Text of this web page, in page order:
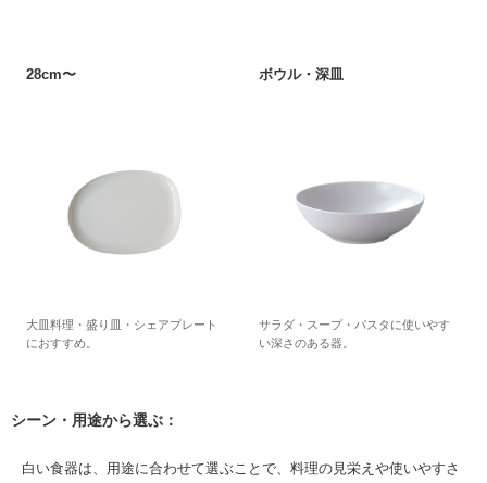
28cm〜
大皿料理・盛り皿・シェアプレート
におすすめ。
ボウル・深皿
サラダ・スープ・パスタに使いやす
い深さのある器。
シーン・用途から選ぶ：
白い食器は、用途に合わせて選ぶことで、料理の見栄えや使いやすさ